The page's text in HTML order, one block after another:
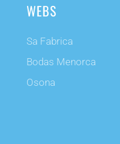
WEBS
Sa Fabrica
Bodas Menorca
Osona